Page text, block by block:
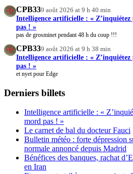
CPB339 août 2026 at 9 h 40 min
Intelligence artificielle : «
pas ! »
pas de grosminet pendant 48 h du coup !!!
CPB339 août 2026 at 9 h 38 min
Intelligence artificielle : «
pas ! »
et nyet pour Edge
Derniers billets
Intelligence artificielle : «
mord pas ! »
Le carnet de bal du docteur Fauci
Bulletin météo : forte dépression
normale annoncé depuis Madrid
Bénéfices des banques, rachat
en Iran